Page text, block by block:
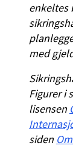
enkeltes
med
Figurer i
lisensen
siden